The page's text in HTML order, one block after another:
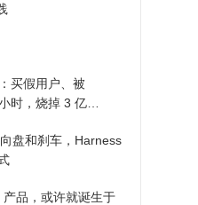
买假用户、被
时，烧掉 3 亿
盘和刹车，Harness
品，或许就诞生于